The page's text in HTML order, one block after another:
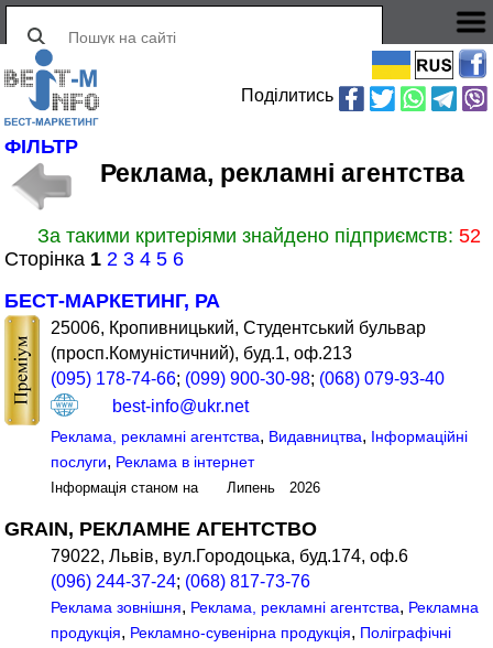
Поділитись
ФІЛЬТР
Реклама, рекламні агентства
За такими критеріями знайдено підприємств:52
Сторінка 12 3 4 5 6
БЕСТ-МАРКЕТИНГ, РА
25006, Кропивницький, Студентський бульвар
(просп.Комуністичний), буд.1, оф.213
(095) 178-74-66; (099) 900-30-98; (068) 079-93-40
best-info@ukr.net
Реклама, рекламні агентства, Видавництва, Інформаційні
послуги, Реклама в інтернет
Інформація станом на Липень 2026
GRAIN, РЕКЛАМНЕ АГЕНТСТВО
79022, Львів, вул.Городоцька, буд.174, оф.6
(096) 244-37-24; (068) 817-73-76
Реклама зовнішня, Реклама, рекламні агентства, Рекламна
продукція, Рекламно-сувенірна продукція, Поліграфічні